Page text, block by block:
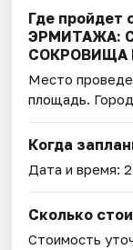
Где
ЭРМИТАЖА:
СОКРОВИЩА
Место
площадь.
Когда
Дата и время:
Сколько
Стоимость